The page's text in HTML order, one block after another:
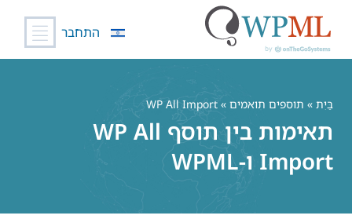
התחבר
בַּיִת » תוספים תואמים » WP All Import
תאימות בין תוסף WP All
Import ו-WPML